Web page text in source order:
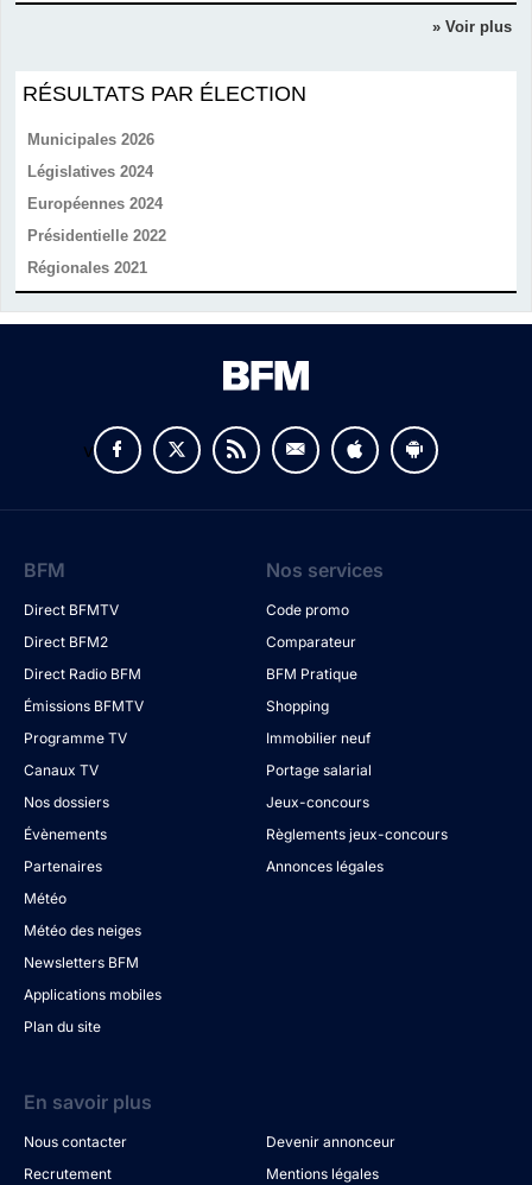
» Voir plus
RÉSULTATS PAR ÉLECTION
Municipales 2026
Législatives 2024
Européennes 2024
Présidentielle 2022
Régionales 2021
v
BFM
Direct BFMTV
Direct BFM2
Direct Radio BFM
Émissions BFMTV
Programme TV
Canaux TV
Nos dossiers
Évènements
Partenaires
Météo
Météo des neiges
Newsletters BFM
Applications mobiles
Plan du site
Nos services
Code promo
Comparateur
BFM Pratique
Shopping
Immobilier neuf
Portage salarial
Jeux-concours
Règlements jeux-concours
Annonces légales
En savoir plus
Nous contacter
Devenir annonceur
Recrutement
Mentions légales